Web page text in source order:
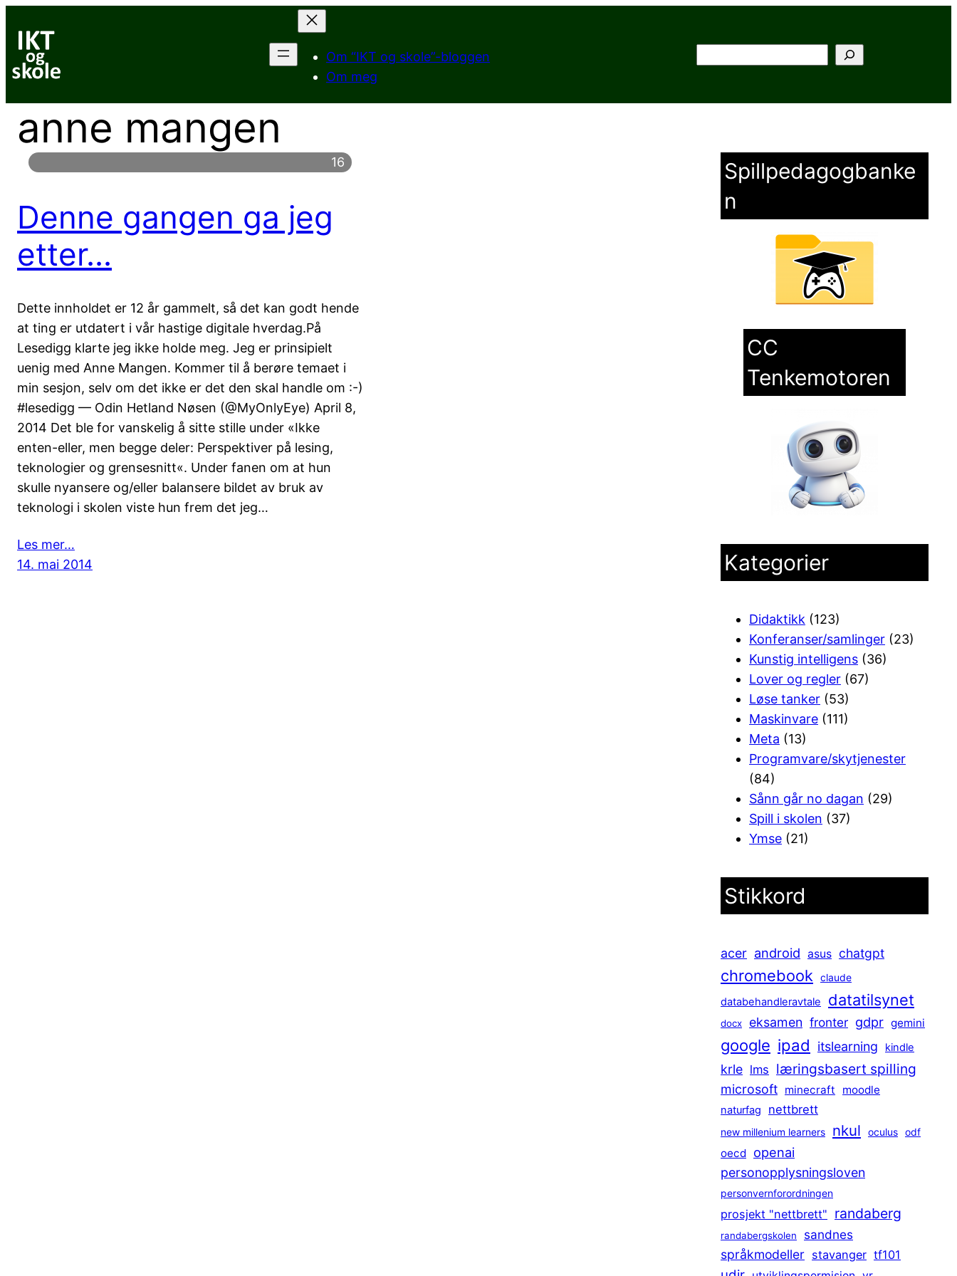
innhold
Om “IKT og skole”-bloggen
Om meg
anne mangen
16
Denne gangen ga jeg
etter…
Dette innholdet er 12 år gammelt, så det kan godt hende
at ting er utdatert i vår hastige digitale hverdag.På
Lesedigg klarte jeg ikke holde meg. Jeg er prinsipielt
uenig med Anne Mangen. Kommer til å berøre temaet i
min sesjon, selv om det ikke er det den skal handle om :-)
#lesedigg — Odin Hetland Nøsen (@MyOnlyEye) April 8,
2014 Det ble for vanskelig å sitte stille under «Ikke
enten-eller, men begge deler: Perspektiver på lesing,
teknologier og grensesnitt«. Under fanen om at hun
skulle nyansere og/eller balansere bildet av bruk av
teknologi i skolen viste hun frem det jeg…
Les mer…
14. mai 2014
Spillpedagogbanke
n
CC
Tenkemotoren
Kategorier
Didaktikk (123)
Konferanser/samlinger (23)
Kunstig intelligens (36)
Lover og regler (67)
Løse tanker (53)
Maskinvare (111)
Meta (13)
Programvare/skytjenester
(84)
Sånn går no dagan (29)
Spill i skolen (37)
Ymse (21)
Stikkord
acer android asus chatgpt
chromebook claude
databehandleravtale datatilsynet
docx eksamen fronter gdpr gemini
google ipad itslearning kindle
krle lms læringsbasert spilling
microsoft minecraft moodle
naturfag nettbrett
new millenium learners nkul oculus odf
oecd openai
personopplysningsloven
personvernforordningen
prosjekt "nettbrett" randaberg
randabergskolen
sandnes
språkmodeller stavanger tf101